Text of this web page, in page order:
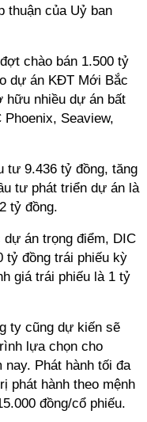
thuận của Uỷ ban
chào bán 1.500 tỷ
dự án KĐT Mới Bắc
hữu nhiều dự án bất
Seaview,
tư 9.436 tỷ đồng, tăng
tư phát triển dự án là
tỷ đồng.
án trọng điểm, DIC
tỷ đồng trái phiếu kỳ
giá trái phiếu là 1 tỷ
ty cũng dự kiến sẽ
lựa chọn cho
Phát hành tối đa
phát hành theo mệnh
đồng/cổ phiếu.